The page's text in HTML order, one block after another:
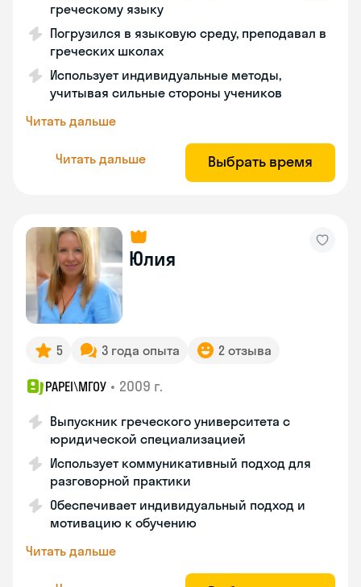
греческому языку
Погрузился в языковую среду, преподавал в
греческих школах
Использует индивидуальные методы,
учитывая сильные стороны учеников
Читать дальше
Читать дальше Выбрать время
Юлия
5 3 года опыта 2 отзыва
PAPEI\MГОУ • 2009 г.
Выпускник греческого университета с
юридической специализацией
Использует коммуникативный подход для
разговорной практики
Обеспечивает индивидуальный подход и
мотивацию к обучению
Читать дальше